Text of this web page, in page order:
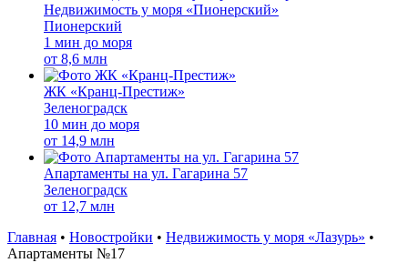
Недвижимость у моря «Пионерский»
Пионерский
1 мин до моря
от 8,6 млн
ЖК «Кранц-Престиж»
Зеленоградск
10 мин до моря
от 14,9 млн
Апартаменты на ул. Гагарина 57
Зеленоградск
от 12,7 млн
Главная • Новостройки • Недвижимость у моря «Лазурь» •
Апартаменты №17